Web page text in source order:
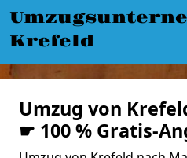
Krefeld
Umzug von
☛ 100 % Gratis-